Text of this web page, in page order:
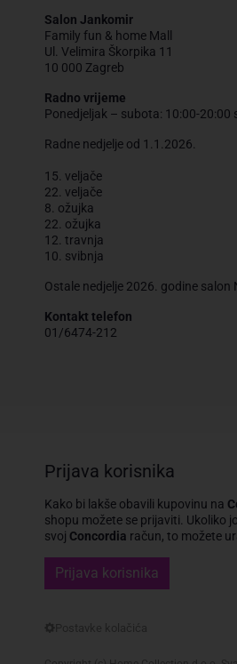
Salon Jankomir
Family fun & home Mall
Ul. Velimira Škorpika 11
10 000 Zagreb
Radno vrijeme
Ponedjeljak – subota: 10:00-20:00
Radne nedjelje od 1.1.2026.
15. veljače
22. veljače
8. ožujka
22. ožujka
12. travnja
10. svibnja
Ostale nedjelje 2026. godine salon
Kontakt telefon
01/6474-212
Prijava korisnika
Kako bi lakše obavili kupovinu na
shopu možete se prijaviti. Ukoliko
svoj Concordia račun, to možete
Prijava korisnika